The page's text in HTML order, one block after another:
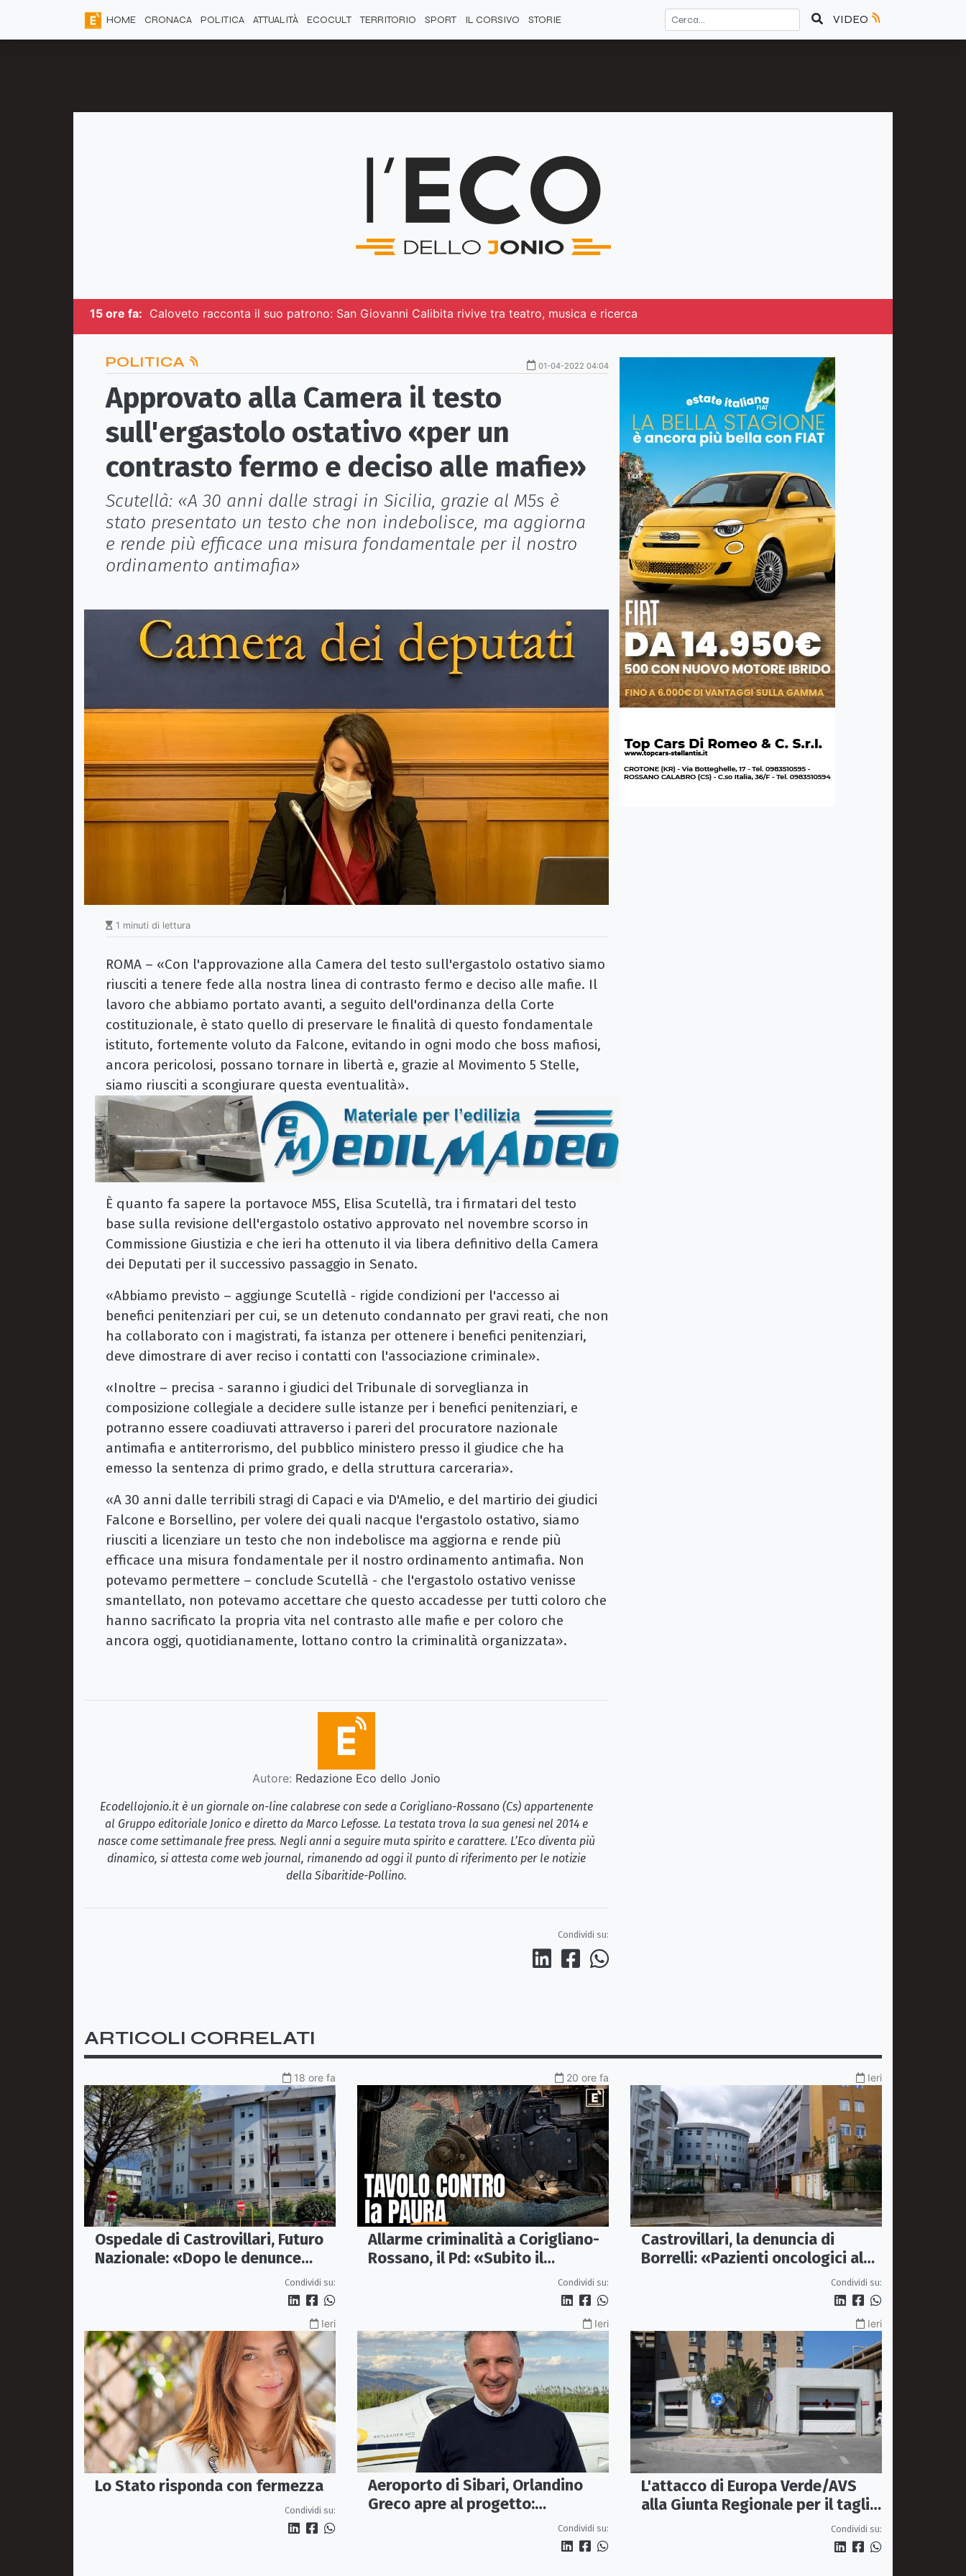
HOME CRONACA POLITICA ATTUALITÀ ECOCULT TERRITORIO SPORT IL CORSIVO STORIE VIDEO
15 ore fa: Caloveto racconta il suo patrono: San Giovanni Calibita rivive tra teatro, musica e ricerca
POLITICA 01-04-2022 04:04
Approvato alla Camera il testo
sull'ergastolo ostativo «per un
contrasto fermo e deciso alle mafie»
Scutellà: «A 30 anni dalle stragi in Sicilia, grazie al M5s è
stato presentato un testo che non indebolisce, ma aggiorna
e rende più efficace una misura fondamentale per il nostro
ordinamento antimafia»
1 minuti di lettura
ROMA – «Con l'approvazione alla Camera del testo sull'ergastolo ostativo siamo
riusciti a tenere fede alla nostra linea di contrasto fermo e deciso alle mafie. Il
lavoro che abbiamo portato avanti, a seguito dell'ordinanza della Corte
costituzionale, è stato quello di preservare le finalità di questo fondamentale
istituto, fortemente voluto da Falcone, evitando in ogni modo che boss mafiosi,
ancora pericolosi, possano tornare in libertà e, grazie al Movimento 5 Stelle,
siamo riusciti a scongiurare questa eventualità».
È quanto fa sapere la portavoce M5S, Elisa Scutellà, tra i firmatari del testo
base sulla revisione dell'ergastolo ostativo approvato nel novembre scorso in
Commissione Giustizia e che ieri ha ottenuto il via libera definitivo della Camera
dei Deputati per il successivo passaggio in Senato.
«Abbiamo previsto – aggiunge Scutellà - rigide condizioni per l'accesso ai
benefici penitenziari per cui, se un detenuto condannato per gravi reati, che non
ha collaborato con i magistrati, fa istanza per ottenere i benefici penitenziari,
deve dimostrare di aver reciso i contatti con l'associazione criminale».
«Inoltre – precisa - saranno i giudici del Tribunale di sorveglianza in
composizione collegiale a decidere sulle istanze per i benefici penitenziari, e
potranno essere coadiuvati attraverso i pareri del procuratore nazionale
antimafia e antiterrorismo, del pubblico ministero presso il giudice che ha
emesso la sentenza di primo grado, e della struttura carceraria».
«A 30 anni dalle terribili stragi di Capaci e via D'Amelio, e del martirio dei giudici
Falcone e Borsellino, per volere dei quali nacque l'ergastolo ostativo, siamo
riusciti a licenziare un testo che non indebolisce ma aggiorna e rende più
efficace una misura fondamentale per il nostro ordinamento antimafia. Non
potevamo permettere – conclude Scutellà - che l'ergastolo ostativo venisse
smantellato, non potevamo accettare che questo accadesse per tutti coloro che
hanno sacrificato la propria vita nel contrasto alle mafie e per coloro che
ancora oggi, quotidianamente, lottano contro la criminalità organizzata».
Autore: Redazione Eco dello Jonio
Ecodellojonio.it è un giornale on-line calabrese con sede a Corigliano-Rossano (Cs) appartenente
al Gruppo editoriale Jonico e diretto da Marco Lefosse. La testata trova la sua genesi nel 2014 e
nasce come settimanale free press. Negli anni a seguire muta spirito e carattere. L’Eco diventa più
dinamico, si attesta come web journal, rimanendo ad oggi il punto di riferimento per le notizie
della Sibaritide-Pollino.
Condividi su:
ARTICOLI CORRELATI
18 ore fa
Ospedale di Castrovillari, Futuro
Nazionale: «Dopo le denunce
servono fatti, non passerelle»Condividi su:
20 ore fa
Allarme criminalità a Corigliano-
Rossano, il Pd: «Subito il
Comitato per la Sicurezza»Condividi su:
Ieri
Castrovillari, la denuncia di
Borrelli: «Pazienti oncologici al
Condividi su:
Ieri
Lo Stato risponda con fermezza
Condividi su:
Ieri
Aeroporto di Sibari, Orlandino
Greco apre al progetto:
Condividi su:
Ieri
L'attacco di Europa Verde/AVS
alla Giunta Regionale per il taglio
del'emodinamica di RossanoCondividi su: